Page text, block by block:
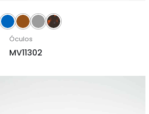
Óculos
MV11302